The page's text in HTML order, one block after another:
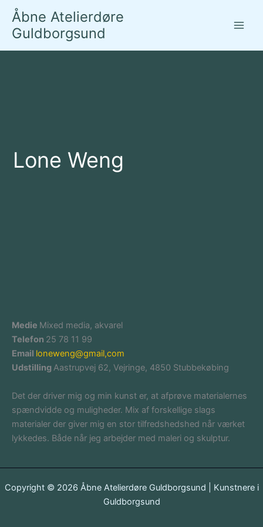
indholdet
Åbne Atelierdøre
Guldborgsund
Lone Weng
Medie Mixed media, akvarel
Telefon 25 78 11 99
Email loneweng@gmail,com
UdstillingAastrupvej 62, Vejringe, 4850 Stubbekøbing
Det der driver mig og min kunst er, at afprøve materialernes
spændvidde og muligheder. Mix af forskellige slags
materialer der giver mig en stor tilfredshedshed når værket
lykkedes. Både når jeg arbejder med maleri og skulptur.
Copyright © 2026 Åbne Atelierdøre Guldborgsund | Kunstnere i
Guldborgsund